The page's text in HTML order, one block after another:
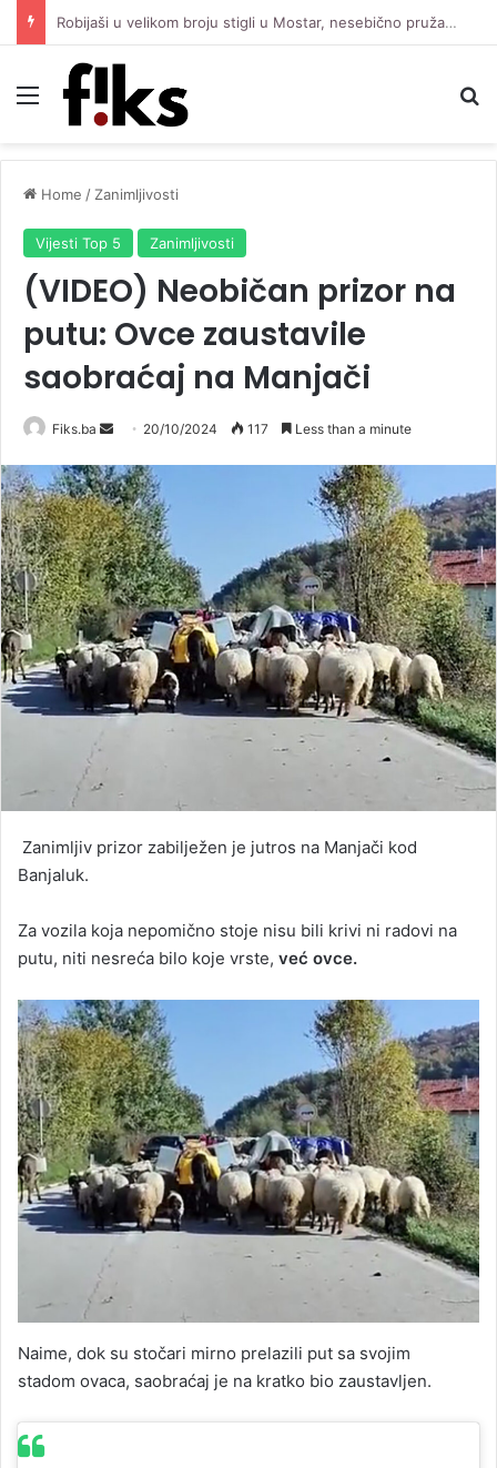
Robijaši u velikom broju stigli u Mostar, nesebično pružaju podršku Čeliku protiv Zrinjskog
Menu
Home / Zanimljivosti
Vijesti Top 5 Zanimljivosti
(VIDEO) Neobičan prizor na
putu: Ovce zaustavile
saobraćaj na Manjači
Fiks.ba
Send
email
20/10/2024 117 Less than a minute
Zanimljiv prizor zabilježen je jutros na Manjači kod
Banjaluk.
Za vozila koja nepomično stoje nisu bili krivi ni radovi na
putu, niti nesreća bilo koje vrste, već ovce.
Naime, dok su stočari mirno prelazili put sa svojim
stadom ovaca, saobraćaj je na kratko bio zaustavljen.